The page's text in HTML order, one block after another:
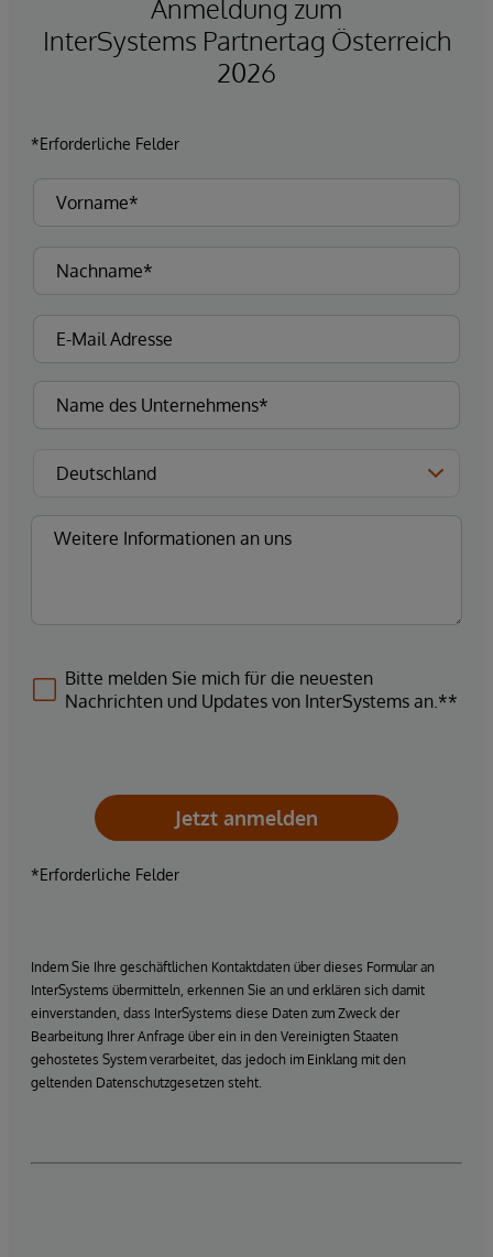
Anmeldung zum
InterSystems Partnertag Österreich
2026
*Erforderliche Felder
Bitte melden Sie mich für die neuesten
Nachrichten und Updates von InterSystems an.**
Jetzt anmelden
*Erforderliche Felder
Indem Sie Ihre geschäftlichen Kontaktdaten über dieses Formular an
InterSystems übermitteln, erkennen Sie an und erklären sich damit
einverstanden, dass InterSystems diese Daten zum Zweck der
Bearbeitung Ihrer Anfrage über ein in den Vereinigten Staaten
gehostetes System verarbeitet, das jedoch im Einklang mit den
geltenden Datenschutzgesetzen steht.